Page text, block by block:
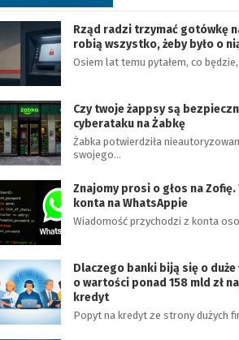
Rząd radzi trzymać gotówkę
robią wszystko, żeby było o
Osiem lat temu pytałem, co
Czy twoje żappsy są
cyberataku na Żabkę
Żabka potwierdziła
swojego…
Znajomy prosi o głos na
konta na WhatsAppie
Wiadomość przychodzi z konta
Dlaczego banki biją się o duże
o wartości ponad 158 mld zł
kredyt
Popyt na kredyt ze strony dużych